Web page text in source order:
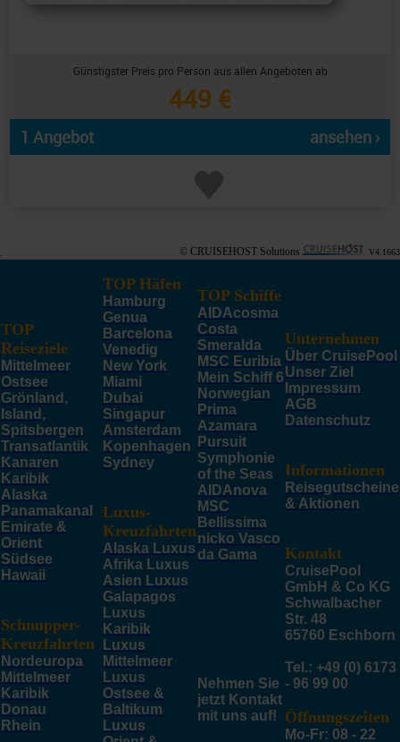
Günstigster Preis pro Person aus allen Angeboten ab
449 €
1 Angebot ansehen ›
© CRUISEHOST Solutions V4.1663
TOP
Reiseziele
Mittelmeer
Ostsee
Grönland,
Island,
Spitsbergen
Transatlantik
Kanaren
Karibik
Alaska
Panamakanal
Emirate &
Orient
Südsee
Hawaii
Schnupper-
Kreuzfahrten
Nordeuropa
Mittelmeer
Karibik
Donau
Rhein
TOP Häfen
Hamburg
Genua
Barcelona
Venedig
New York
Miami
Dubai
Singapur
Amsterdam
Kopenhagen
Sydney
Luxus-
Kreuzfahrten
Alaska Luxus
Afrika Luxus
Asien Luxus
Galapagos
Luxus
Karibik
Luxus
Mittelmeer
Luxus
Ostsee &
Baltikum
Luxus
TOP Schiffe
AIDAcosma
Costa
Smeralda
MSC Euribia
Mein Schiff 6
Norwegian
Prima
Azamara
Pursuit
Symphonie
of the Seas
AIDAnova
MSC
Bellissima
nicko Vasco
da Gama
Nehmen Sie
jetzt Kontakt
mit uns auf!
Unternehmen
Über CruisePool
Unser Ziel
Impressum
AGB
Datenschutz
Informationen
Reisegutscheine
& Aktionen
Kontakt
CruisePool
GmbH & Co KG
Schwalbacher
Str. 48
65760 Eschborn
Tel.: +49 (0) 6173
- 96 99 00
Öffnungszeiten
Mo-Fr: 08 - 22